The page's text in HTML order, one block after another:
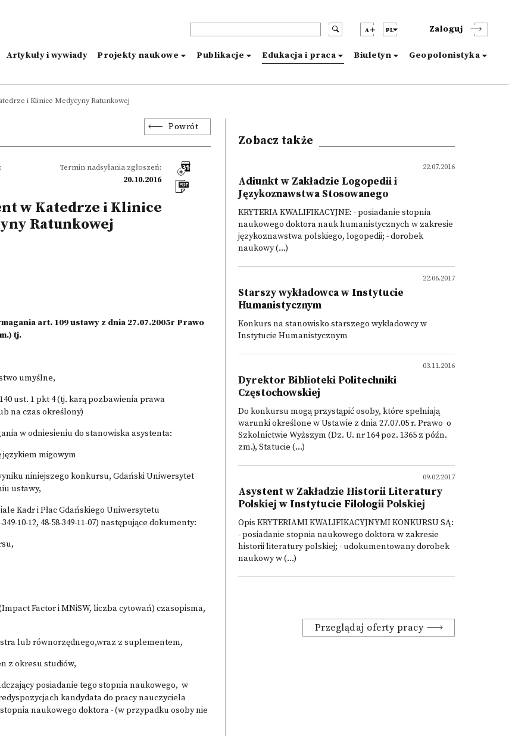
A PL Zaloguj
Artykuły i wywiady Projekty naukowe Publikacje Edukacja i praca Biuletyn Geopolonistyka
i Klinice Medycyny Ratunkowej
Powrót
Termin nadsyłania zgłoszeń:
20.10.2016
w Katedrze i Klinice
Ratunkowej
art. 109 ustawy z dnia 27.07.2005r Prawo
tj.
umyślne,
ust. 1 pkt 4 (tj. karą pozbawienia prawa
na czas określony)
w odniesieniu do stanowiska asystenta:
migowym
niniejszego konkursu, Gdański Uniwersytet
ustawy,
Kadr i Płac Gdańskiego Uniwersytetu
10-12, 48-58-349-11-07) następujące dokumenty:
Factor i MNiSW, liczba cytowań) czasopisma,
lub równorzędnego,wraz z suplementem,
z okresu studiów,
posiadanie tego stopnia naukowego, w
kandydata do pracy nauczyciela
naukowego doktora - (w przypadku osoby nie
Zobacz także
22.07.2016
Adiunkt w Zakładzie Logopedii i
Językoznawstwa Stosowanego
KRYTERIA KWALIFIKACYJNE: - posiadanie stopnia
naukowego doktora nauk humanistycznych w zakresie
językoznawstwa polskiego, logopedii; - dorobek
naukowy (...)
22.06.2017
Starszy wykładowca w Instytucie
Humanistycznym
Konkurs na stanowisko starszego wykładowcy w
Instytucie Humanistycznym
03.11.2016
Dyrektor Biblioteki Politechniki
Częstochowskiej
Do konkursu mogą przystąpić osoby, które spełniają
warunki określone w Ustawie z dnia 27.07.05 r. Prawo o
Szkolnictwie Wyższym (Dz. U. nr 164 poz. 1365 z późn.
zm.), Statucie (...)
09.02.2017
Asystent w Zakładzie Historii Literatury
Polskiej w Instytucie Filologii Polskiej
Opis KRYTERIAMI KWALIFIKACYJNYMI KONKURSU SĄ:
- posiadanie stopnia naukowego doktora w zakresie
historii literatury polskiej; - udokumentowany dorobek
naukowy w (...)
Przeglądaj oferty pracy